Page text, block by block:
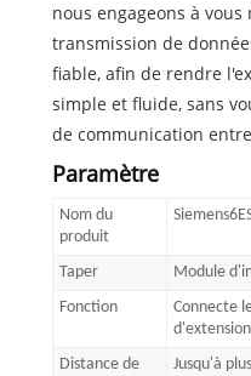
nous engageons à
transmission de
fiable, afin de rendre
simple et fluide, sans
de communication
Paramètre
Nom du
produit
Taper
Module
Fonction
Connecte
d'extension
Distance de
Jusqu'à